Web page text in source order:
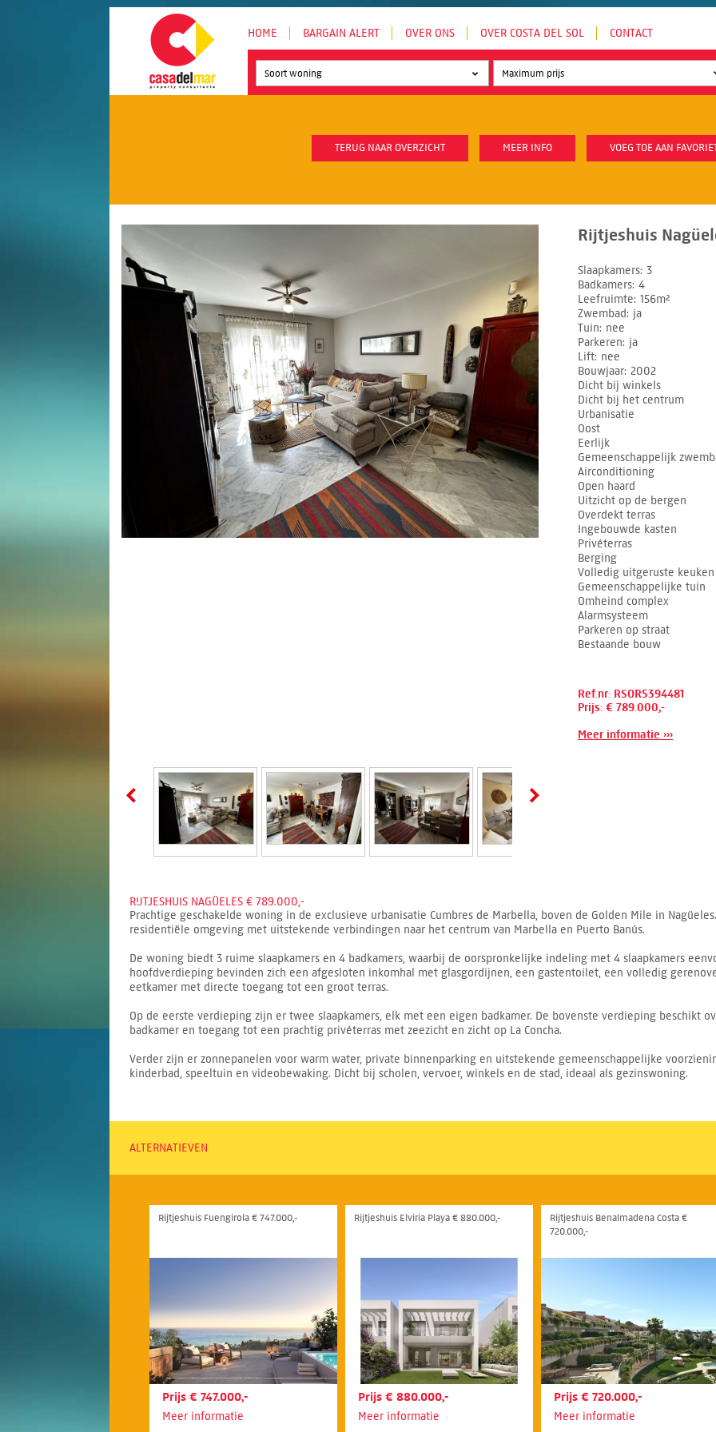
HOME BARGAIN ALERT OVER ONS OVER COSTA DEL SOL CONTACT
Soort woning
TERUG NAAR OVERZICHT MEER INFO VOEG TOE AAN
Rijtjeshuis
Slaapkamers 3
Badkamers 4
Leefruimte 156m²
Zwembad
ja
Tuin nee
Parkeren ja
Lift nee
Bouwjaar 2002
Dicht bij winkels
Dicht bij het centrum
Urbanisatie
Oost
Eerlijk
Gemeenschappelijk
Airconditioning
Open haard
Uitzicht op de bergen
Overdekt terras
Ingebouwde kasten
Privéterras
Berging
Volledig uitgeruste keuken
Gemeenschappelijke tuin
Omheind complex
Alarmsysteem
Parkeren op straat
Bestaande bouw
Ref.nr: RSOR5394481
Prijs: € 789.000,-
Meer informatie ›››
RIJTJESHUIS NAGÜELES € 789.000,-
Prachtige geschakelde woning in de exclusieve urbanisatie Cumbres de Marbella, boven de Golden Mile in
residentiële omgeving met uitstekende verbindingen naar het centrum van Marbella en Puerto Banús.
De woning biedt 3 ruime slaapkamers en 4 badkamers, waarbij de oorspronkelijke indeling met 4 slaapkamers
hoofdverdieping bevinden zich een afgesloten inkomhal met glasgordijnen, een gastentoilet, een volledig
eetkamer met directe toegang tot een groot terras.
Op de eerste verdieping zijn er twee slaapkamers, elk met een eigen badkamer. De bovenste verdieping beschikt
badkamer en toegang tot een prachtig privéterras met zeezicht en zicht op La Concha.
Verder zijn er zonnepanelen voor warm water, private binnenparking en uitstekende gemeenschappelijke
kinderbad, speeltuin en videobewaking. Dicht bij scholen, vervoer, winkels en de stad, ideaal als gezinswoning.
ALTERNATIEVEN
Rijtjeshuis Fuengirola € 747.000,-
Prijs € 747.000,-
Meer informatie
Rijtjeshuis Elviria Playa € 880.000,-
Prijs € 880.000,-
Meer informatie
Rijtjeshuis Benalmadena Costa €
720.000,-
Prijs € 720.000,-
Meer informatie